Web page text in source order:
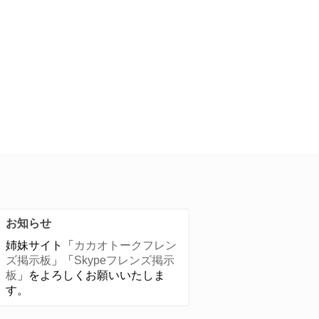
お知らせ
姉妹サイト「 カカオトークフレン
ズ掲示板 」「 Skypeフレンズ掲示
板 」をよろしくお願いいたしま
す。